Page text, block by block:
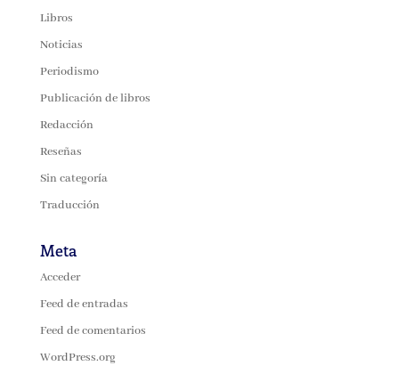
Libros
Noticias
Periodismo
Publicación de libros
Redacción
Reseñas
Sin categoría
Traducción
Meta
Acceder
Feed de entradas
Feed de comentarios
WordPress.org